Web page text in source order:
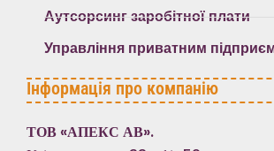
Аутсорсинг заробітної плати
Управління приватним
Інформація про компанію
ТОВ «АПЕКС АВ».